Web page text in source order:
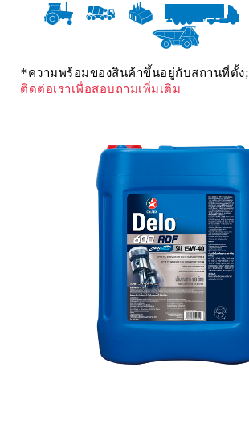
*ความพร้อมของสินค้าขึ้นอยู่กับสถานที่ตั้ง;
ติดต่อเราเพื่อสอบถามเพิ่มเติม